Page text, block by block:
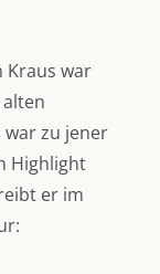
Kraus war
war zu jener
Highlight
er im